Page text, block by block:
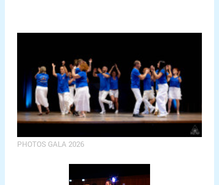
PHOTOS GALA 2026